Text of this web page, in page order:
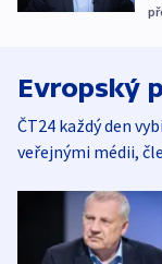
Evropský
ČT24 každý den
veřejnými médii,